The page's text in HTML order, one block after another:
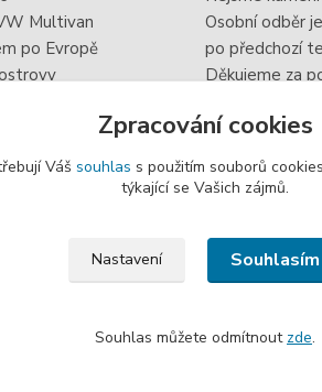
Multivan
po Evropě
Osobní odběr
po předchozí
Děkujeme za
Zpracování cookies
Váš souhlas s použitím souborů
týkající se Vašich zájmů.
Nastavení Souhlasím
Souhlas můžete odmítnout zde.